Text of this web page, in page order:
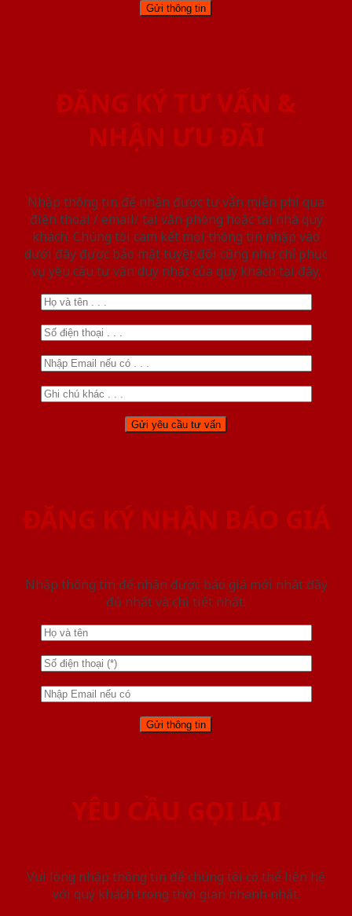
ĐĂNG KÝ TƯ VẤN &
NHẬN ƯU ĐÃI
Nhập thông tin để nhận được tư vấn miễn phí qua
điện thoại / email/ tại văn phòng hoặc tại nhà quý
khách. Chúng tôi cam kết mọi thông tin nhập vào
dưới đây được bảo mật tuyệt đối cũng như chỉ phục
vụ yêu cầu tư vấn duy nhất của quý khách tại đây.
ĐĂNG KÝ NHẬN BÁO GIÁ
Nhập thông tin để nhận được báo giá mới nhât đầy
đủ nhất và chi tiết nhất.
YÊU CẦU GỌI LẠI
Vui lòng nhập thông tin để chúng tôi có thể liên hệ
với quý khách trong thời gian nhanh nhất.